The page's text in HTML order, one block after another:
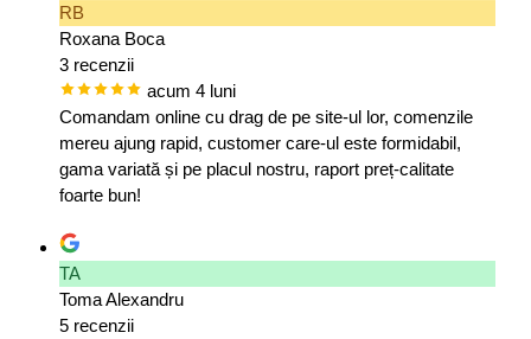
RB
Roxana Boca
3 recenzii
acum 4 luni
Comandam online cu drag de pe site-ul lor, comenzile
mereu ajung rapid, customer care-ul este formidabil,
gama variată și pe placul nostru, raport preț-calitate
foarte bun!
TA
Toma Alexandru
5 recenzii